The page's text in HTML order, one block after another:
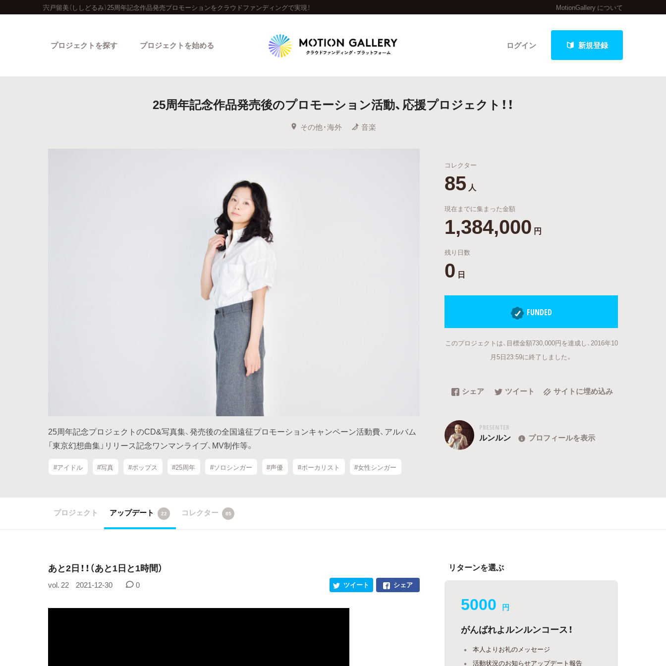
宍戸留美（ししどるみ）25周年記念作品発売プロモーションをクラウドファンディングで実現！ MotionGallery について
ログイン 新規登録
プロジェクトを探す
人気のプロジェクト 新着プロジェクト 終了間近のプロジェクト
最新進捗報告から探す
最新達成プロジェクト
プロジェクトを始める
25周年記念作品発売後のプロモーション活動、応援プロジェクト！！
その他・海外 音楽
25周年記念プロジェクトのCD&写真集、発売後の全国遠征プロモーションキャンペーン活動費、アルバム
「東京幻想曲集」リリース記念ワンマンライブ、MV制作等。
#アイドル #写真 #ポップス #25周年 #ソロシンガー #声優 #ボーカリスト #女性シンガー
コレクター
85 人
現在までに集まった金額
1,384,000 円
残り日数
0 日
FUNDED
このプロジェクトは、目標金額730,000円を達成し、2016年10
月5日23:59に終了しました。
シェア ツイート サイトに埋め込み
PRESENTER
ルンルン プロフィールを表示
プロジェクト アップデート 22 コレクター 85
あと2日！！（あと1日と1時間）
vol. 22 2021-12-30 0 シェア
ツイート
リターンを選ぶ
5000 円
がんばれよルンルンコース！
本人よりお礼のメッセージ
活動状況のお知らせアップデート報告